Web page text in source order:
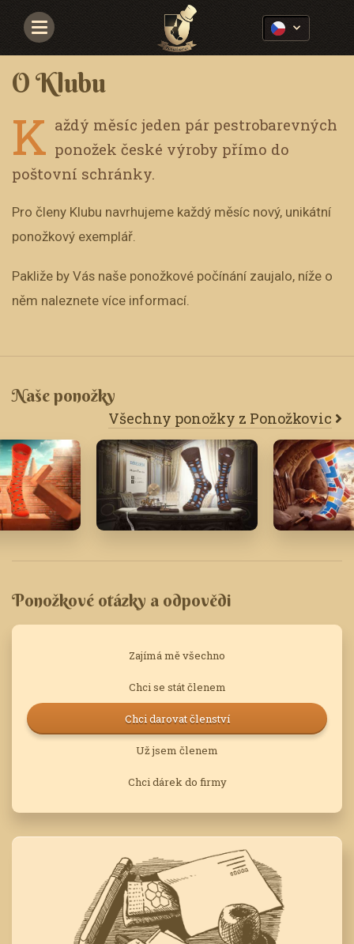
Navigace
O Klubu
K aždý měsíc jeden pár pestrobarevných
ponožek české výroby přímo do
poštovní schránky.
Pro členy Klubu navrhujeme každý měsíc nový, unikátní
ponožkový exemplář.
Pakliže by Vás naše ponožkové počínání zaujalo, níže o
něm naleznete více informací.
Naše ponožky
Všechny ponožky z Ponožkovic
Ponožkové otázky a odpovědi
Zajímá mě všechno
Chci se stát členem
Chci darovat členství
Už jsem členem
Chci dárek do firmy